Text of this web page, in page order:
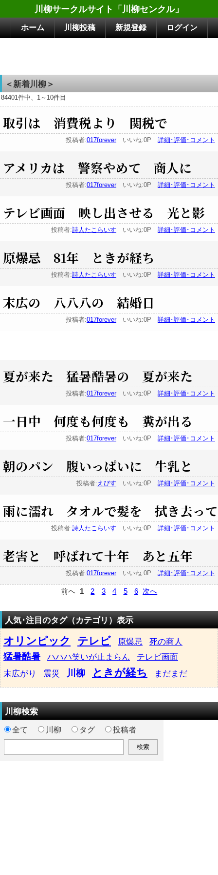
川柳サークルサイト「川柳センクル」
ホーム 川柳投稿 新規登録 ログイン
＜新着川柳＞
84401件中、1～10件目
取引は 消費税より 関税で
投稿者:017foreverいいね:0P 詳細･評価･コメント
アメリカは 警察やめて 商人に
投稿者:017foreverいいね:0P 詳細･評価･コメント
テレビ画面 映し出させる 光と影
投稿者:詩人たこらいす いいね:0P 詳細･評価･コメント
原爆忌 81年 ときが経ち
投稿者:詩人たこらいす いいね:0P 詳細･評価･コメント
末広の 八八八の 結婚日
投稿者:017foreverいいね:0P 詳細･評価･コメント
夏が来た 猛暑酷暑の 夏が来た
投稿者:017foreverいいね:0P 詳細･評価･コメント
一日中 何度も何度も 糞が出る
投稿者:017foreverいいね:0P 詳細･評価･コメント
朝のパン 腹いっぱいに 牛乳と
投稿者: えびす いいね:0P 詳細･評価･コメント
雨に濡れ タオルで髪を 拭き去って
投稿者:詩人たこらいす いいね:0P 詳細･評価･コメント
老害と 呼ばれて十年 あと五年
投稿者:017foreverいいね:0P 詳細･評価･コメント
前へ 1 2 3 4 5 6 次へ
人気･注目のタグ（カテゴリ）表示
オリンピック テレビ 原爆忌 死の商人
猛暑酷暑 ハハハ笑いが止まらん
テレビ画面
末広がり
震災 川柳 ときが経ち まだまだ
川柳検索
全て 川柳 タグ 投稿者